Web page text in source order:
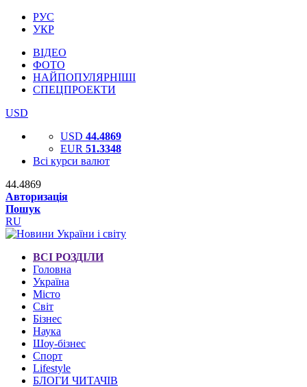
РУС
УКР
ВІДЕО
ФОТО
НАЙПОПУЛЯРНІШІ
СПЕЦПРОЕКТИ
USD
USD 44.4869
EUR 51.3348
Всі курси валют
44.4869
Авторизація
Пошук
RU
ВСІ РОЗДІЛИ
Головна
Україна
Місто
Світ
Бізнес
Наука
Шоу-бізнес
Спорт
Lifestyle
БЛОГИ ЧИТАЧІВ